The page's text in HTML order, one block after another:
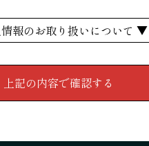
報のお取り扱いについて ▼